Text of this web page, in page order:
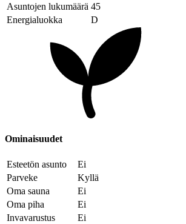
Asuntojen lukumäärä 45
Energialuokka
D
Ominaisuudet
Esteetön asunto
Ei
Parveke
Kyllä
Oma sauna
Ei
Oma piha
Ei
Invavarustus
Ei